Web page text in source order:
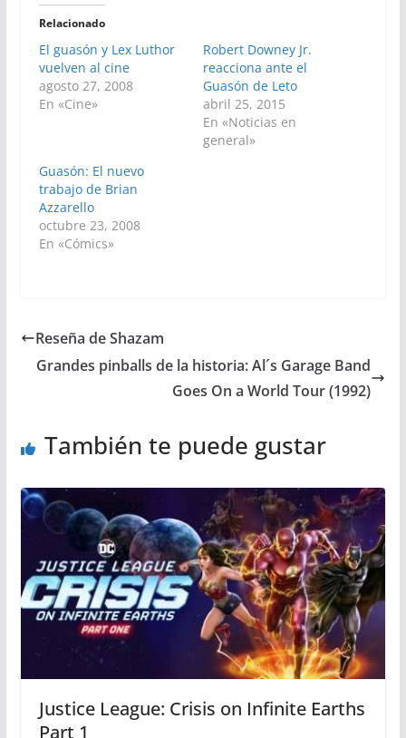
Relacionado
El guasón y Lex Luthor
vuelven al cine
agosto 27, 2008
En «Cine»
Robert Downey Jr.
reacciona ante el
Guasón de Leto
abril 25, 2015
En «Noticias en
general»
Guasón: El nuevo
trabajo de Brian
Azzarello
octubre 23, 2008
En «Cómics»
Reseña de Shazam
Grandes pinballs de la historia: Al´s Garage Band
Goes On a World Tour (1992)
También te puede gustar
Justice League: Crisis on Infinite Earths
Part 1